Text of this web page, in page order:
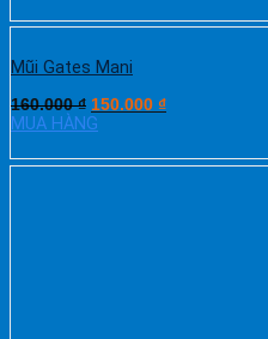
Mũi Gates Mani
160.000₫ 150.000 ₫
MUA HÀNG